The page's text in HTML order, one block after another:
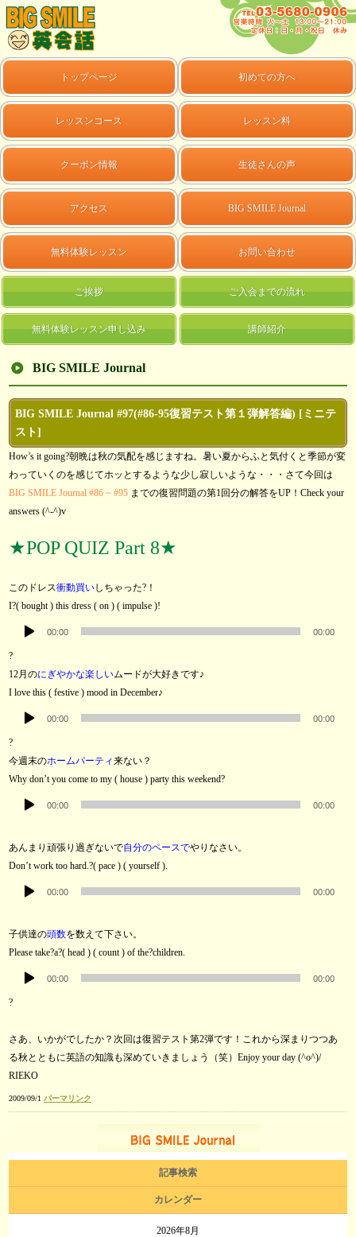
トップページ 初めての方へ
レッスンコース レッスン料
クーポン情報 生徒さんの声
アクセス BIG SMILE Journal
無料体験レッスン お問い合わせ
ご挨拶 ご入会までの流れ
無料体験レッスン申し込み 講師紹介
BIG SMILE Journal
BIG SMILE Journal #97(#86-95復習テスト第１弾解答編) [ミニテ
スト]
How’s it going?朝晩は秋の気配を感じますね。暑い夏からふと気付くと季節が変
わっていくのを感じてホッとするような少し寂しいような・・・さて今回は
BIG SMILE Journal #86 ~ #95 までの復習問題の第1回分の解答をUP！Check your
answers (^-^)v
★POP QUIZ Part 8★
このドレス衝動買いしちゃった?！
I?( bought ) this dress ( on ) ( impulse )!
プ
レ
ー
00:00 00:00
?
12月のにぎやかな楽しいムードが大好きです♪
I love this ( festive ) mood in December♪
プ
レ
ー
00:00 00:00
?
今週末のホームパーティ来ない？
Why don’t you come to my ( house ) party this weekend?
レ
ー
00:00 00:00
あんまり頑張り過ぎないで自分のペースでやりなさい。
Don’t work too hard.?( pace ) ( yourself ).
レ
ー
00:00 00:00
子供達の頭数を数えて下さい。
Please take?a?( head ) ( count ) of the?children.
プ
ー
ヤ
ー
00:00 00:00
?
さあ、いかがでしたか？次回は復習テスト第2弾です！これから深まりつつあ
る秋とともに英語の知識も深めていきましょう（笑）Enjoy your day (^o^)/
RIEKO
2009/09/1 パーマリンク
記事検索
カレンダー
2026年8月